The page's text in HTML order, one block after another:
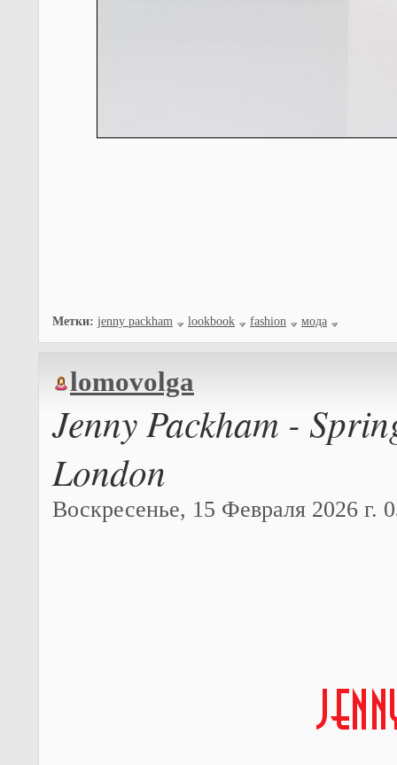
Метки: jenny packham lookbook fashion мода
lomovolga
Jenny Packham -
London
Воскресенье, 15 Февраля 2026 г.